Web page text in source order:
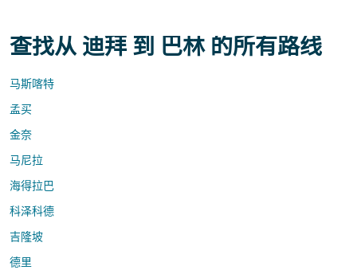
查找从 迪拜 到 巴林 的所有路线
马斯喀特
孟买
金奈
马尼拉
海得拉巴
科泽科德
吉隆坡
德里